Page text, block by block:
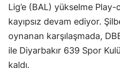
Lig’e (BAL) yükselme
kayıpsız devam ediyor.
oynanan karşılaşmada,
ile Diyarbakır 639 Spor
kaldı.